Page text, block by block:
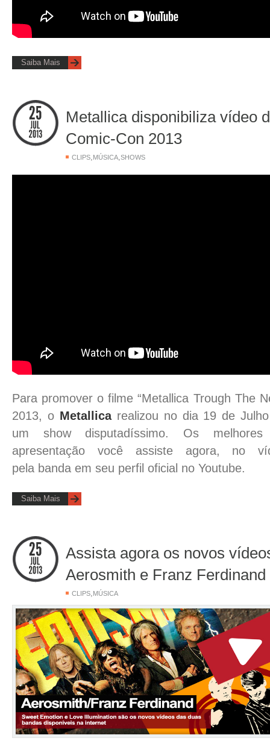
Saiba Mais
Metallica disponibiliza vídeo
Comic-Con 2013
CLIPS, MÚSICA,SHOWS
Para promover o filme “Metallica Trough The
2013, o Metallicarealizou no dia 19 de
um show disputadíssimo. Os melhores
apresentação você assiste agora, no
pela banda em seu perfil oficial no Youtube.
Saiba Mais
Assista agora os novos
Aerosmith e Franz Ferdinand
CLIPS, MÚSICA